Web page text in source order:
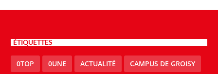
ÉTIQUETTES
0TOP 0UNE ACTUALITÉ CAMPUS DE GROISY